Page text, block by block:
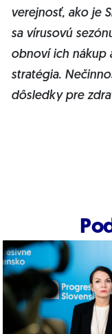
verejnosť, ako je
sa vírusovú
obnoví ich nákup
stratégia.
dôsledky pre